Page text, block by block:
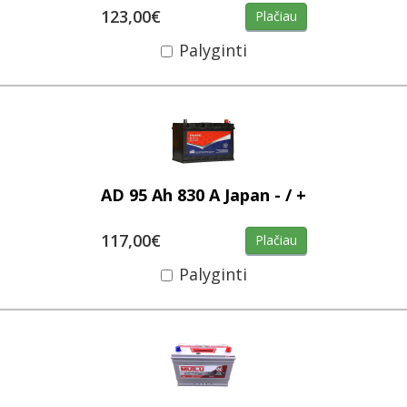
123,00€ Plačiau
Palyginti
AD 95 Ah 830 A Japan - / +
117,00€ Plačiau
Palyginti